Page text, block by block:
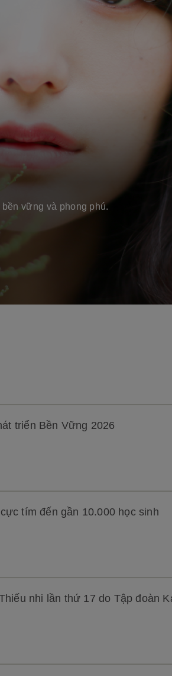
vững và phong phú.
triển Bền Vững 2026
tím đến gần 10.000 học sinh
nhi lần thứ 17 do Tập đoàn